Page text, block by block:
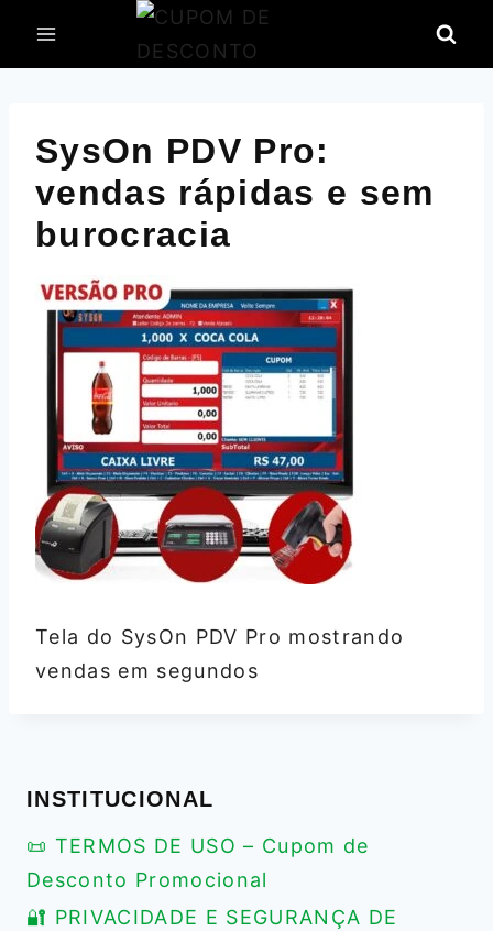
SysOn PDV Pro:
vendas rápidas e sem
burocracia
Tela do SysOn PDV Pro mostrando
vendas em segundos
INSTITUCIONAL
📜 TERMOS DE USO – Cupom de
Desconto Promocional
🔐 PRIVACIDADE E SEGURANÇA DE